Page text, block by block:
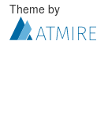
Theme by